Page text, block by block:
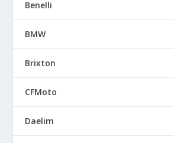
Benelli
BMW
Brixton
CFMoto
Daelim